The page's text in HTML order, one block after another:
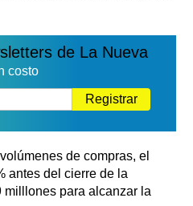
de La Nueva
costo
Registrar
de compras, el
antes del cierre de la
milllones para alcanzar la